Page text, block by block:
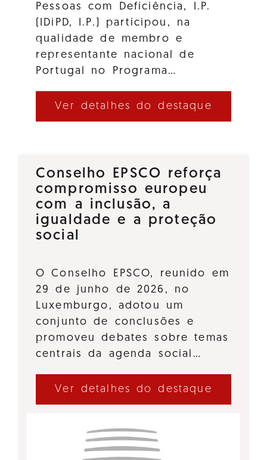
Pessoas com Deficiência, I.P.
(IDiPD, I.P.) participou, na
qualidade de membro e
representante nacional de
Portugal no Programa…
Ver detalhes do destaque
Conselho EPSCO reforça
compromisso europeu
com a inclusão, a
igualdade e a proteção
social
O Conselho EPSCO, reunido em
29 de junho de 2026, no
Luxemburgo, adotou um
conjunto de conclusões e
promoveu debates sobre temas
centrais da agenda social…
Ver detalhes do destaque